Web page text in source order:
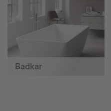
Badkar